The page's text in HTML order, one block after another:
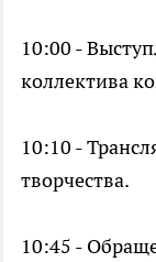
10:00 -
коллектива
10:10 -
творчества.
10:45 -